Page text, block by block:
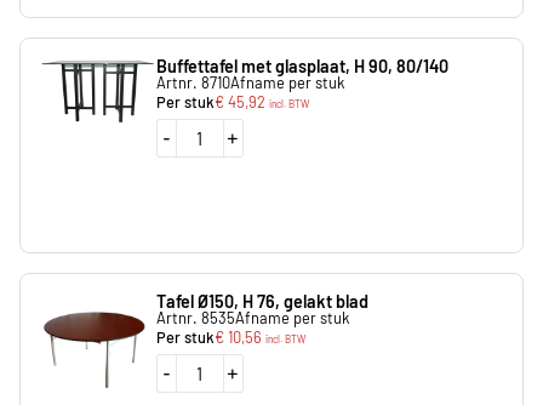
Buffettafel met glasplaat, H 90, 80/140
Artnr. 8710Afname per stuk
Per stuk€45,92 incl. BTW
- +
Tafel Ø150, H 76, gelakt blad
Artnr. 8535Afname per stuk
Per stuk€10,56 incl. BTW
- +